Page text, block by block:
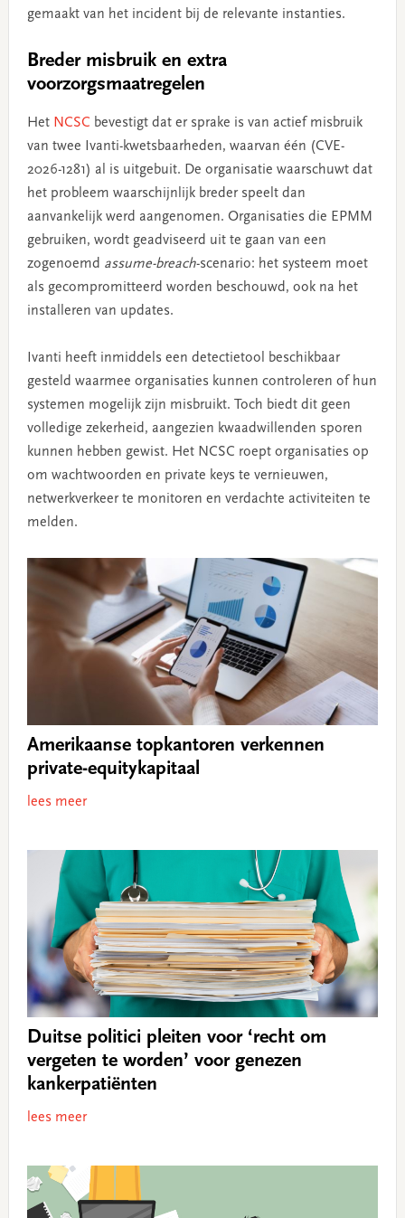
gemaakt van het incident bij de relevante instanties.
Breder misbruik en extra
voorzorgsmaatregelen
Het NCSC bevestigt dat er sprake is van actief misbruik
van twee Ivanti-kwetsbaarheden, waarvan één (CVE-
2026-1281) al is uitgebuit. De organisatie waarschuwt dat
het probleem waarschijnlijk breder speelt dan
aanvankelijk werd aangenomen. Organisaties die EPMM
gebruiken, wordt geadviseerd uit te gaan van een
zogenoemd assume-breach-scenario: het systeem moet
als gecompromitteerd worden beschouwd, ook na het
installeren van updates.
Ivanti heeft inmiddels een detectietool beschikbaar
gesteld waarmee organisaties kunnen controleren of hun
systemen mogelijk zijn misbruikt. Toch biedt dit geen
volledige zekerheid, aangezien kwaadwillenden sporen
kunnen hebben gewist. Het NCSC roept organisaties op
om wachtwoorden en private keys te vernieuwen,
netwerkverkeer te monitoren en verdachte activiteiten te
melden.
Amerikaanse topkantoren verkennen
private-equitykapitaal
lees meer
Duitse politici pleiten voor ‘recht om
vergeten te worden’ voor genezen
kankerpatiënten
lees meer